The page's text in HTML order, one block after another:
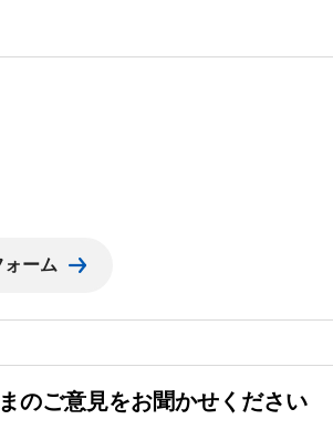
のご意見をお聞かせください